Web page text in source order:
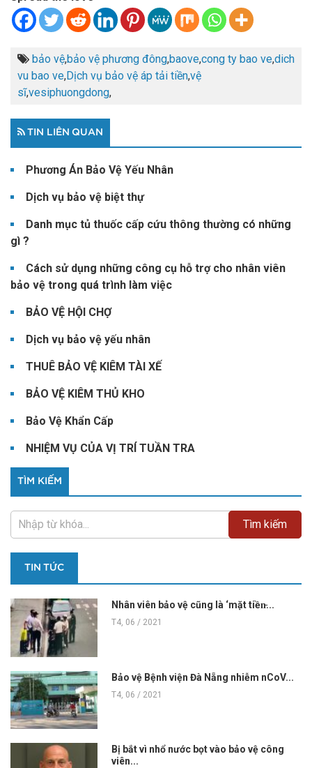
bảo vệ,bảo vệ phương đông,baove,cong ty bao ve,dich
vu bao ve,Dịch vụ bảo vệ áp tải tiền,vệ
sĩ,vesiphuongdong,
TIN LIÊN QUAN
Phương Án Bảo Vệ Yếu Nhân
Dịch vụ bảo vệ biệt thự
Danh mục tủ thuốc cấp cứu thông thường có những
gì ?
Cách sử dụng những công cụ hỗ trợ cho nhân viên
bảo vệ trong quá trình làm việc
BẢO VỆ HỘI CHỢ
Dịch vụ bảo vệ yếu nhân
THUÊ BẢO VỆ KIÊM TÀI XẾ
BẢO VỆ KIÊM THỦ KHO
Bảo Vệ Khẩn Cấp
NHIỆM VỤ CỦA VỊ TRÍ TUẦN TRA
TÌM KIẾM
TIN TỨC
Nhân viên bảo vệ cũng là ‘mặt tiền̵...
T4, 06 / 2021
Bảo vệ Bệnh viện Đà Nẵng nhiễm nCoV...
T4, 06 / 2021
Bị bắt vì nhổ nước bọt vào bảo vệ công
viên...